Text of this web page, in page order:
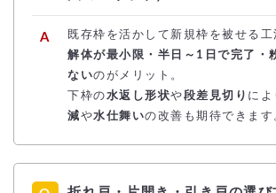
既存枠を活かして新規枠を被せる工
解体が最小限・半日～1日で完了・
ないのがメリット。
下枠の水返し形状や段差見切り によ
減や水仕舞いの改善も期待できます